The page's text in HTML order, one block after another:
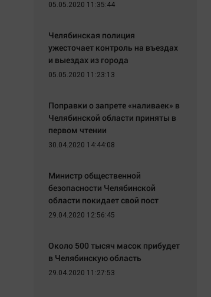
05.05.2020 11:35:44
Челябинская полиция
ужесточает контроль на въездах
и выездах из города
05.05.2020 11:23:13
Поправки о запрете «наливаек» в
Челябинской области приняты в
первом чтении
30.04.2020 14:44:08
Министр общественной
безопасности Челябинской
области покидает свой пост
29.04.2020 12:56:45
Около 500 тысяч масок прибудет
в Челябинскую область
29.04.2020 11:27:53